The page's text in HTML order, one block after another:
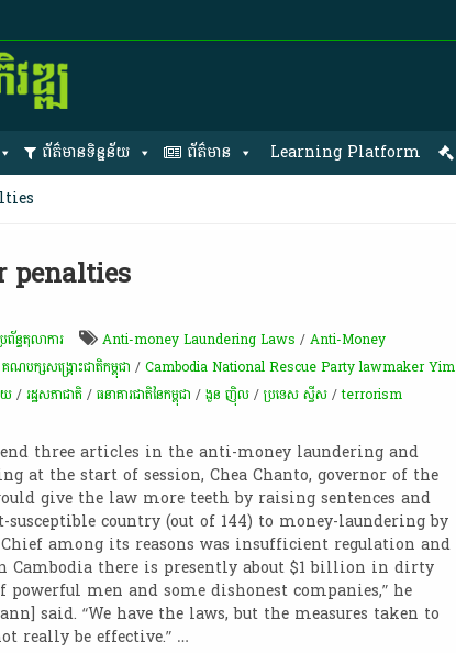
ព័ត៌មានទិន្នន័យ ព័ត៌មាន Learning Platform
ព័ន្ធតុលាការ Anti-money Laundering Laws /Anti-Money
គណបក្សសង្គ្រោះជាតិកម្ពុជា /Cambodia National Rescue Party lawmaker Yim
/រដ្ឋសភា​ជាតិ /ធនាគារជាតិនៃកម្ពុជា /ងួន ញ៉ិល /ប្រទេស​ ស្វីស /terrorism
three articles in the anti-money laundering and
at the start of session, Chea Chanto, governor of the
give the law more teeth by raising sentences and
country (out of 144) to money-laundering by
among its reasons was insufficient regulation and
there is presently about $1 billion in dirty
men and some dishonest companies,” he
said. “We have the laws, but the measures taken to
really be effective.” …